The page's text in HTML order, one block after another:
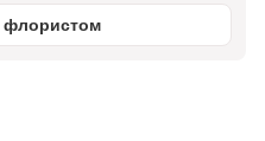
флористом